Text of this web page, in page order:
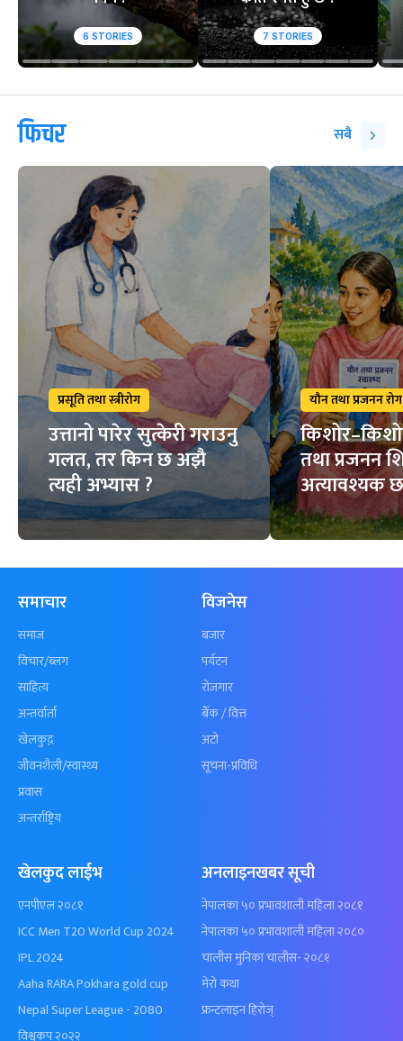
6 STORIES 7 STORIES
फिचर सबै
प्रसूति तथा स्त्रीरोग
उत्तानो पारेर सुत्केरी गराउनु
गलत, तर किन छ अझै
त्यही अभ्यास ?
यौन तथा प्रजनन रोग
तथा प्रजनन
अत्यावश्यक
समाचार
समाज
विचार/ब्लग
साहित्य
अन्तर्वार्ता
खेलकुद़़
जीवनशैली/स्वास्थ्य
प्रवास
अन्तर्राष्ट्रिय
विजनेस
बजार
पर्यटन
रोजगार
बैँक / वित्त
अटो
सूचना-प्रविधि
खेलकुद लाईभ
एनपीएल २०८१
ICC Men T20 World Cup 2024
IPL 2024
Aaha RARA Pokhara gold cup
Nepal Super League - 2080
विश्वकप २०२२
अनलाइनखबर सूची
नेपालका ५० प्रभावशाली महिला २०८१
नेपालका ५० प्रभावशाली महिला २०८०
चालीस मुनिका चालीस- २०८१
मेरो कथा
फ्रन्टलाइन हिरोज्